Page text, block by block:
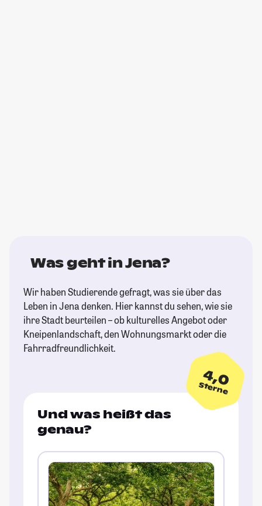
Was geht in Jena?
Wir haben Studierende gefragt, was sie über das
Leben in Jena denken. Hier kannst du sehen, wie sie
ihre Stadt beurteilen – ob kulturelles Angebot oder
Kneipenlandschaft, den Wohnungsmarkt oder die
Fahrradfreundlichkeit.
4,0
Sterne
Und was heißt das
genau?